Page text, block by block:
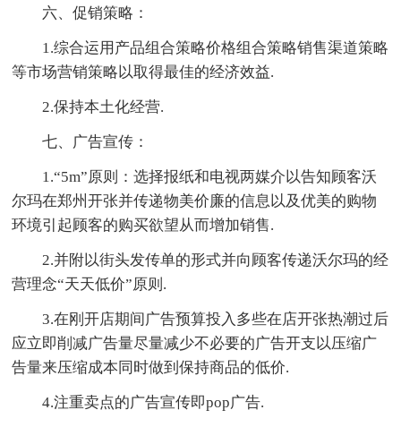
六、促销策略：
1.综合运用产品组合策略价格组合策略销售渠道策略
等市场营销策略以取得最佳的经济效益.
2.保持本土化经营.
七、广告宣传：
1.“5m”原则：选择报纸和电视两媒介以告知顾客沃
尔玛在郑州开张并传递物美价廉的信息以及优美的购物
环境引起顾客的购买欲望从而增加销售.
2.并附以街头发传单的形式并向顾客传递沃尔玛的经
营理念“天天低价”原则.
3.在刚开店期间广告预算投入多些在店开张热潮过后
应立即削减广告量尽量减少不必要的广告开支以压缩广
告量来压缩成本同时做到保持商品的低价.
4.注重卖点的广告宣传即pop广告.